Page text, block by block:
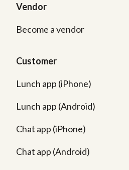
Vendor
Become a vendor
Customer
Lunch app (iPhone)
Lunch app (Android)
Chat app (iPhone)
Chat app (Android)